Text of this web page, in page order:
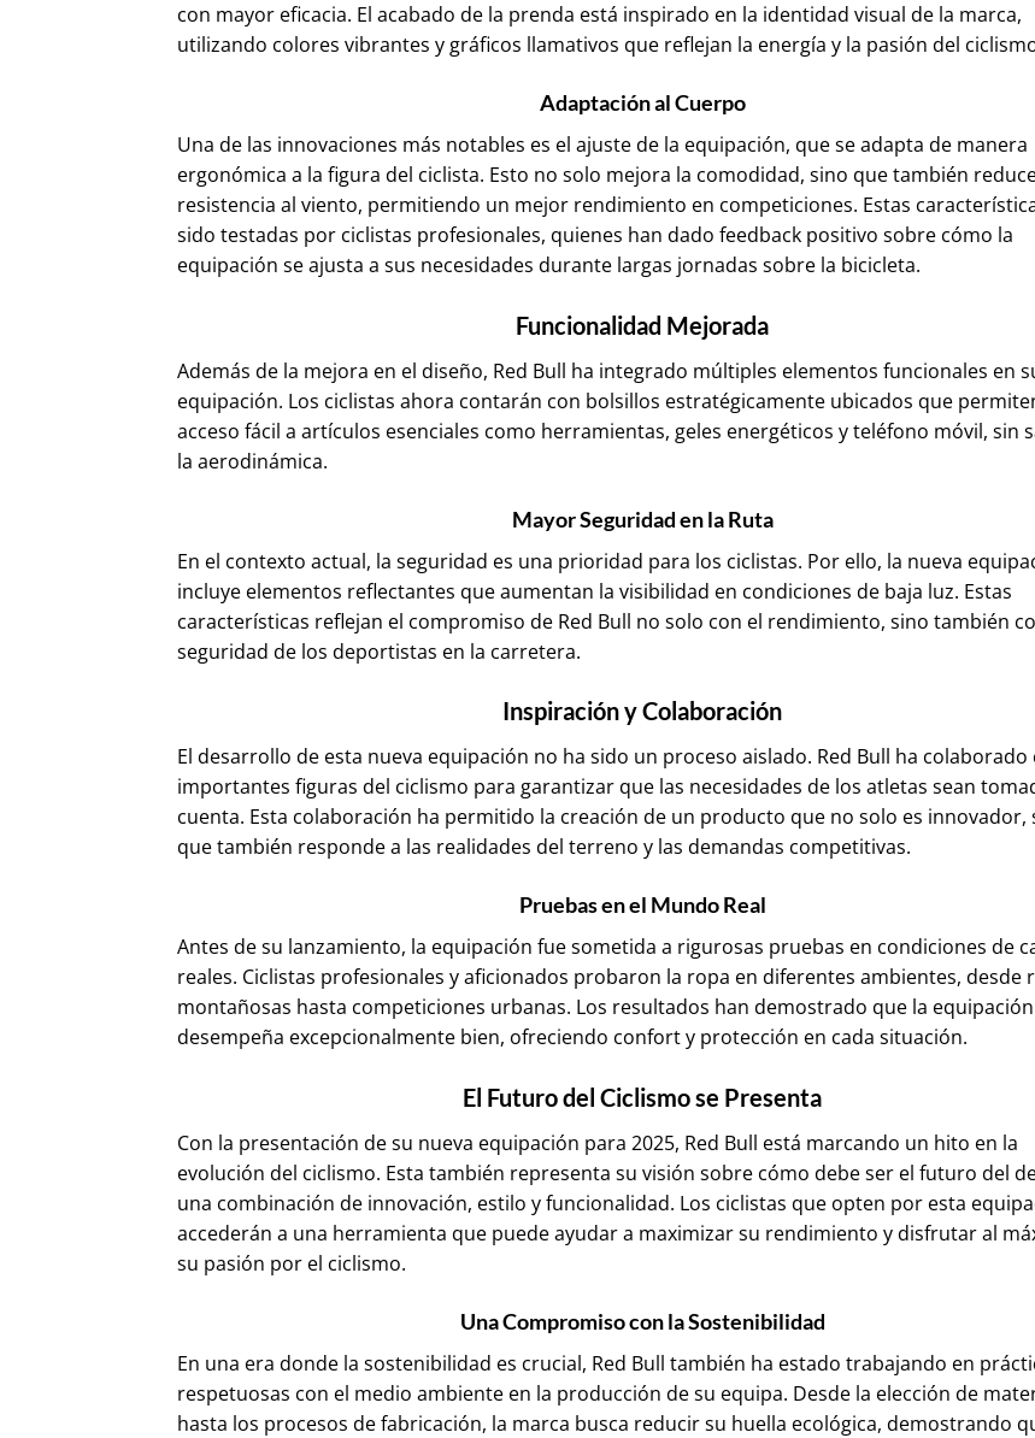
con mayor eficacia. El acabado de la prenda está inspirado en la identidad visual de la marca,
utilizando colores vibrantes y gráficos llamativos que reflejan la energía y la pasión del
Adaptación al Cuerpo
Una de las innovaciones más notables es el ajuste de la equipación, que se adapta de manera
ergonómica a la figura del ciclista. Esto no solo mejora la comodidad, sino que también
resistencia al viento, permitiendo un mejor rendimiento en competiciones. Estas
sido testadas por ciclistas profesionales, quienes han dado feedback positivo sobre cómo la
equipación se ajusta a sus necesidades durante largas jornadas sobre la bicicleta.
Funcionalidad Mejorada
Además de la mejora en el diseño, Red Bull ha integrado múltiples elementos funcionales en
equipación. Los ciclistas ahora contarán con bolsillos estratégicamente ubicados que
acceso fácil a artículos esenciales como herramientas, geles energéticos y teléfono móvil, sin
la aerodinámica.
Mayor Seguridad en la Ruta
En el contexto actual, la seguridad es una prioridad para los ciclistas. Por ello, la nueva
incluye elementos reflectantes que aumentan la visibilidad en condiciones de baja luz. Estas
características reflejan el compromiso de Red Bull no solo con el rendimiento, sino también
seguridad de los deportistas en la carretera.
Inspiración y Colaboración
El desarrollo de esta nueva equipación no ha sido un proceso aislado. Red Bull ha colaborado
importantes figuras del ciclismo para garantizar que las necesidades de los atletas sean
cuenta. Esta colaboración ha permitido la creación de un producto que no solo es innovador,
que también responde a las realidades del terreno y las demandas competitivas.
Pruebas en el Mundo Real
Antes de su lanzamiento, la equipación fue sometida a rigurosas pruebas en condiciones de
reales. Ciclistas profesionales y aficionados probaron la ropa en diferentes ambientes, desde
montañosas hasta competiciones urbanas. Los resultados han demostrado que la
desempeña excepcionalmente bien, ofreciendo confort y protección en cada situación.
El Futuro del Ciclismo se Presenta
Con la presentación de su nueva equipación para 2025, Red Bull está marcando un hito en la
evolución del ciclismo. Esta también representa su visión sobre cómo debe ser el futuro del
una combinación de innovación, estilo y funcionalidad. Los ciclistas que opten por esta
accederán a una herramienta que puede ayudar a maximizar su rendimiento y disfrutar al
su pasión por el ciclismo.
Una Compromiso con la Sostenibilidad
En una era donde la sostenibilidad es crucial, Red Bull también ha estado trabajando en
respetuosas con el medio ambiente en la producción de su equipa. Desde la elección de
hasta los procesos de fabricación, la marca busca reducir su huella ecológica, demostrando